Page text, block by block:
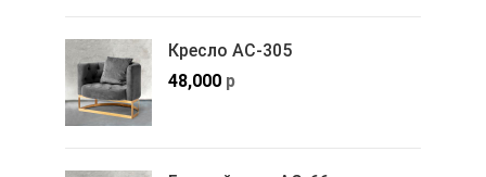
Кресло АС-305
48,000 р